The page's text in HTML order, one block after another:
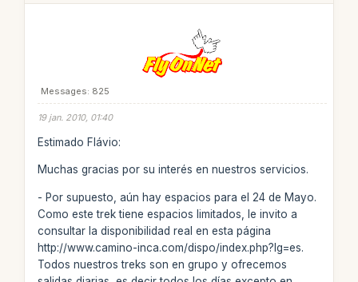
Messages: 825
19 jan. 2010, 01:40
Estimado Flávio:
Muchas gracias por su interés en nuestros servicios.
- Por supuesto, aún hay espacios para el 24 de Mayo.
Como este trek tiene espacios limitados, le invito a
consultar la disponibilidad real en esta página
http://www.camino-inca.com/dispo/index.php?lg=es.
Todos nuestros treks son en grupo y ofrecemos